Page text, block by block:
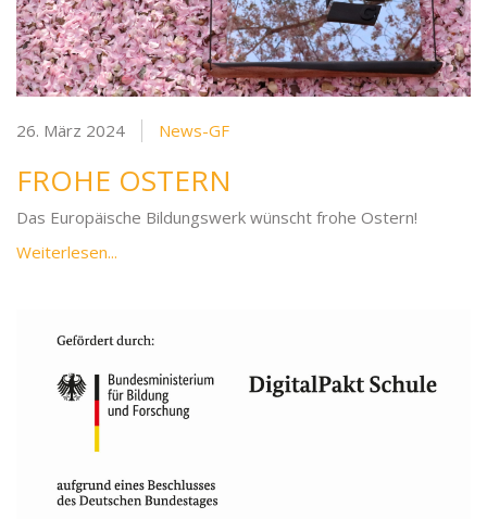
26. März 2024 News-GF
FROHE OSTERN
Das Europäische Bildungswerk wünscht frohe Ostern!
Weiterlesen...